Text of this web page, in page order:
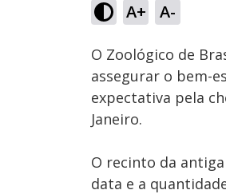
A+ A-
Ativar
Som
O Zoológico de
assegurar o bem-
expectativa pela
Janeiro.
O recinto da
data e a